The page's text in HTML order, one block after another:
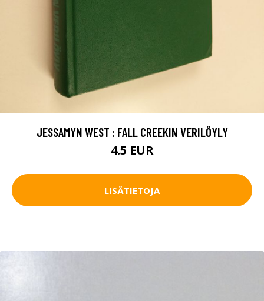
JESSAMYN WEST : FALL CREEKIN VERILÖYLY
4.5 EUR
LISÄTIETOJA